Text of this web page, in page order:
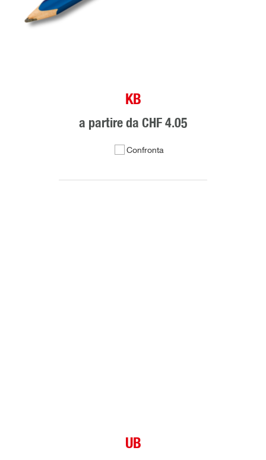
KB
a partire da CHF 4.05
Confronta
UB